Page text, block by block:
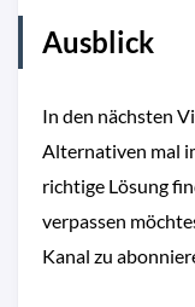
Ausblick
In den nächsten
Alternativen mal
richtige Lösung
verpassen
Kanal zu